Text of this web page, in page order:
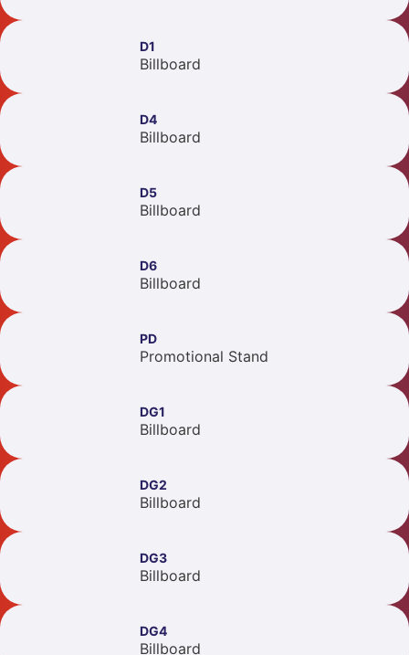
D1
Billboard
D4
Billboard
D5
Billboard
D6
Billboard
PD
Promotional Stand
DG1
Billboard
DG2
Billboard
DG3
Billboard
DG4
Billboard